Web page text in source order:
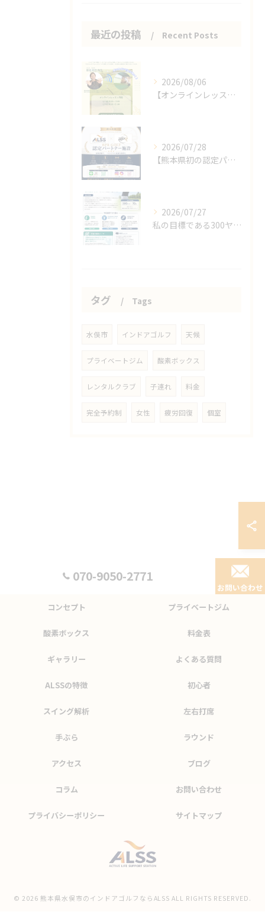
最近の投稿 Recent Posts
2026/08/06
【オンラインレッスンのお知らせ】
2026/07/28
【熊本県初の認定パートナー施設となりました🎉】
2026/07/27
私の目標である300ヤード、70台、100メートル11秒代！
タグ Tags
水俣市 インドアゴルフ 天候
プライベートジム 酸素ボックス
レンタルクラブ 子連れ 料金
完全予約制 女性 疲労回復 個室
070-9050-2771
お問い合わせ
コンセプト
プライベートジム
酸素ボックス 料金表
ギャラリー よくある質問
ALSSの特徴 初心者
スイング解析 左右打席
手ぶら ラウンド
アクセス ブログ
コラム お問い合わせ
プライバシーポリシー サイトマップ
© 2026 熊本県水俣市のインドアゴルフならALSS ALL RIGHTS RESERVED.